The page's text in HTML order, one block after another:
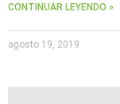
CONTINUAR LEYENDO »
agosto 19, 2019